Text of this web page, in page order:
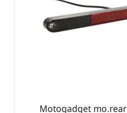
Motogadget mo.rear